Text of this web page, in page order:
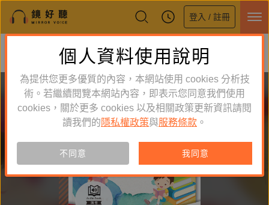
登入 / 註冊
鏡好聽全新APP上線
體驗全面升級，即刻下載
個人資料使用說明
為提供您更多優質的內容，本網站使用 cookies 分析技
術。若繼續閱覽本網站內容，即表示您同意我們使用
cookies，關於更多 cookies 以及相關政策更新資訊請閱
讀我們的 隱私權政策與服務條款 。
不同意 我同意